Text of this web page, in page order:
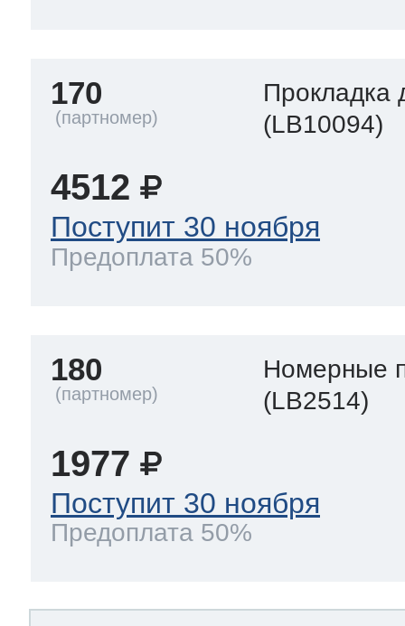
170
Прокладка
(LB10094)
4512
Поступит 30 ноября
Предоплата 50%
180
Номерные
(LB2514)
1977
Поступит 30 ноября
Предоплата 50%